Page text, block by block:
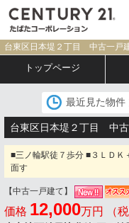
台東区日本堤２丁目 中古一戸
トップページ
最近見た物件
台東区日本堤２丁目 中
■三ノ輪駅徒７歩分 ■３ＬＤＫ
面す
【中古一戸建て】
価格 12,000万円 （税